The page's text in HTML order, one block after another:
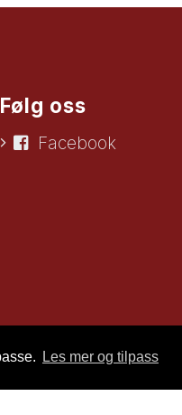
Les mer og tilpass
Følg oss
Facebook